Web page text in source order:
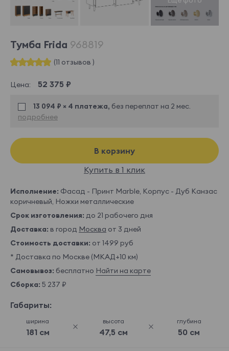
Тумба Frida 968819
(11 отзывов )
Цена: 52 375 ₽
13 094 ₽ × 4 платежа, без переплат на 2 мес.
подробнее
В корзину
Купить в 1 клик
Исполнение: Фасад - Принт Marble, Корпус - Дуб Канзас
коричневый, Ножки металлические
Срок изготовления: до 21 рабочего дня
Доставка: в город Москва от 3 дней
Стоимость доставки: от 1499 руб
* Доставка по Москве (МКАД+10 км)
Самовывоз: бесплатно Найти на карте
Сборка: 5 237 ₽
Габариты:
ширина
181 см
высота
47,5 см
глубина
50 см